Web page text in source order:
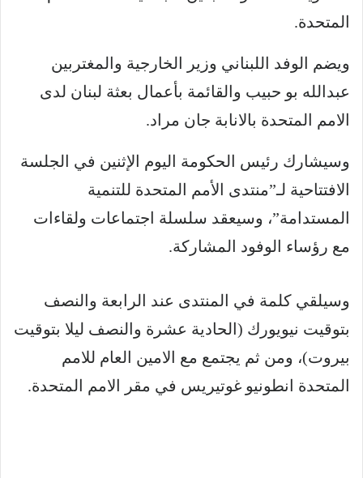
المتحدة.
ويضم الوفد اللبناني وزير الخارجية والمغتربين
عبدالله بو حبيب والقائمة بأعمال بعثة لبنان لدى
الامم المتحدة بالانابة جان مراد.
وسيشارك رئيس الحكومة اليوم الإثنين في الجلسة
الافتتاحية لـ”منتدى الأمم المتحدة للتنمية
المستدامة”، وسيعقد سلسلة اجتماعات ولقاءات
مع رؤساء الوفود المشاركة.
وسيلقي كلمة في المنتدى عند الرابعة والنصف
بتوقيت نيويورك (الحادية عشرة والنصف ليلا بتوقيت
بيروت)، ومن ثم يجتمع مع الامين العام للامم
المتحدة انطونيو غوتيريس في مقر الامم المتحدة.